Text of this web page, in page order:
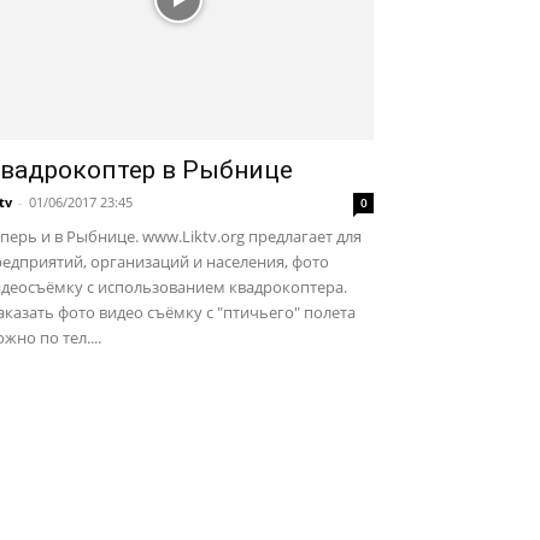
в Рыбнице
- 01/06/2017 23:45 0
и в Рыбнице. www.Liktv.org предлагает для
организаций и населения, фото
с использованием квадрокоптера.
фото видео съёмку с "птичьего" полета
по тел....